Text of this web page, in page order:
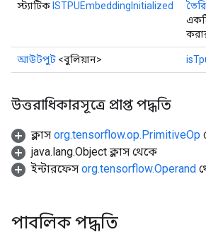
স্ট্যাটিক ISTPUEmbeddingInitialized
আউটপুট <বুলিয়ান>
উত্তরাধিকারসূত্রে প্রাপ্ত পদ্ধতি
ক্লাস org.tensorflow.op.PrimitiveOp
java.lang.Object ক্লাস থেকে
ইন্টারফেস org.tensorflow.Operand
পাবলিক পদ্ধতি